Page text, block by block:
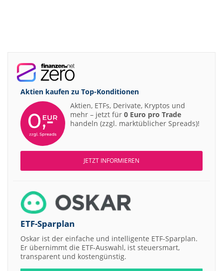
Aktien kaufen zu Top-Konditionen
Aktien, ETFs, Derivate, Kryptos und
mehr – jetzt für 0 Euro pro Trade
handeln (zzgl. marktüblicher Spreads)!
JETZT INFORMIEREN
ETF-Sparplan
Oskar ist der einfache und intelligente ETF-Sparplan.
Er übernimmt die ETF-Auswahl, ist steuersmart,
transparent und kostengünstig.